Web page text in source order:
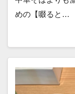
めの【啜ると…